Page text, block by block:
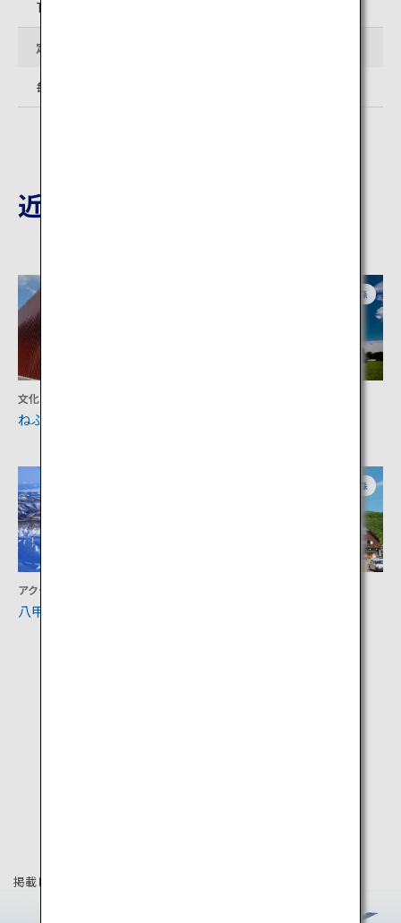
TEL:017-777-1367
定休日
毎週火曜日
近隣の観光地
文化
ねぶたの家 ワ・ラッセ
青森
アクティビティ
八甲田ロープウェー
青森
掲載している情報は2019年4月時点の情報です。